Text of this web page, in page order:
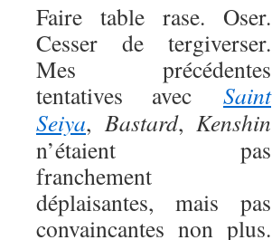
Faire table rase. Oser.
Cesser de tergiverser.
Mes précédentes
tentatives avec Saint
Seiya, Bastard, Kenshin
n’étaient pas
franchement
déplaisantes, mais pas
convaincantes non plus.